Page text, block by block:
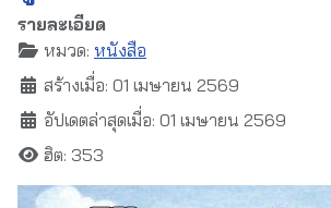
รายละเอียด
หมวด: หนังสือ
สร้างเมื่อ: 01 เมษายน 2569
อัปเดตล่าสุดเมื่อ: 01 เมษายน 2569
ฮิต: 353